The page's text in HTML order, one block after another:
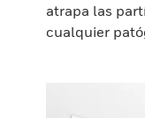
atrapa las
cualquier